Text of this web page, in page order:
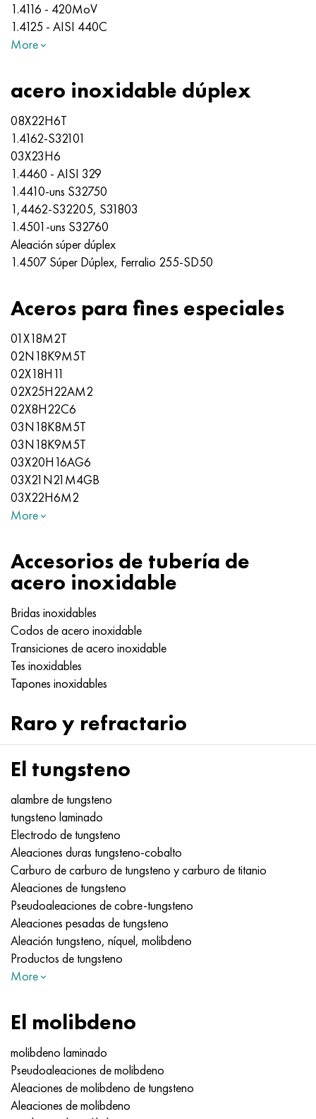
1.4116 - 420MoV
1.4125 - AISI 440C
More
acero inoxidable dúplex
08Х22Н6Т
1.4162-S32101
03X23H6
1.4460 - AISI 329
1.4410-uns S32750
1,4462-S32205, S31803
1.4501-uns S32760
Aleación súper dúplex
1.4507 Súper Dúplex, Ferralio 255-SD50
Aceros para fines especiales
01X18M2T
02N18K9M5T
02Х18Н11
02X25H22AM2
02Х8Н22С6
03N18K8M5T
03N18K9M5T
03Х20Н16AG6
03X21N21M4GB
03Х22Н6М2
More
Accesorios de tubería de
acero inoxidable
Bridas inoxidables
Codos de acero inoxidable
Transiciones de acero inoxidable
Tes inoxidables
Tapones inoxidables
Raro y refractario
El tungsteno
alambre de tungsteno
tungsteno laminado
Electrodo de tungsteno
Aleaciones duras tungsteno-cobalto
Carburo de carburo de tungsteno y carburo de titanio
Aleaciones de tungsteno
Pseudoaleaciones de cobre-tungsteno
Aleaciones pesadas de tungsteno
Aleación tungsteno, níquel, molibdeno
Productos de tungsteno
More
El molibdeno
molibdeno laminado
Pseudoaleaciones de molibdeno
Aleaciones de molibdeno de tungsteno
Aleaciones de molibdeno